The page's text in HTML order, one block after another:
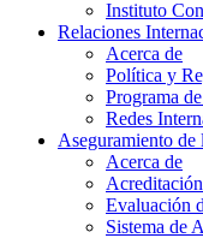
Instituto
Relaciones
Acerca de
Política y
Programa
Redes
Aseguramiento de
Acerca de
Evaluación
Sistema de